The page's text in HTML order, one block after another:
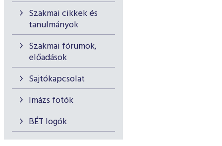
Szakmai cikkek és
tanulmányok
Szakmai fórumok,
előadások
Sajtókapcsolat
Imázs fotók
BÉT logók